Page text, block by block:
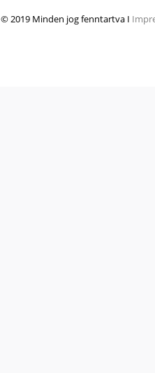
© 2019 Minden jog fenntartva I